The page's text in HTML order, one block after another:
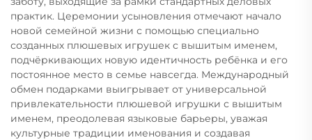
практик. Церемонии усыновления отмечают начало
новой семейной жизни с помощью специально
созданных плюшевых игрушек с вышитым именем,
подчёркивающих новую идентичность ребёнка и его
постоянное место в семье навсегда. Международный
обмен подарками выигрывает от универсальной
привлекательности плюшевой игрушки с вышитым
именем, преодолевая языковые барьеры, уважая
культурные традиции именования и создавая